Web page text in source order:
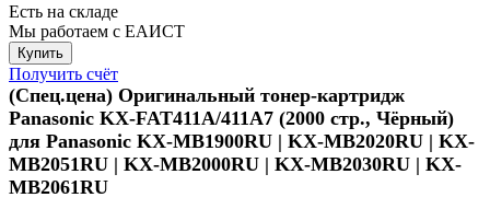
Есть на складе
Мы работаем с ЕАИСТ
Получить счёт
(Спец.цена) Оригинальный тонер-картридж
Panasonic KX-FAT411A/411A7 (2000 стр., Чёрный)
для Panasonic KX-MB1900RU | KX-MB2020RU | KX-
MB2051RU | KX-MB2000RU | KX-MB2030RU | KX-
MB2061RU